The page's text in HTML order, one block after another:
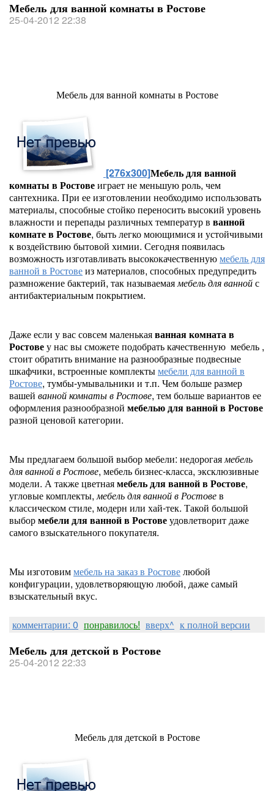
Мебель для ванной комнаты в Ростове
25-04-2012 22:38
Мебель для ванной комнаты в Ростове
[276x300]Мебель для ванной
комнаты в Ростовеиграет не меньшую роль, чем
сантехника. При ее изготовлении необходимо использовать
материалы, способные стойко переносить высокий уровень
влажности и перепады различных температур в ванной
комнате в Ростове, быть легко моющимися и устойчивыми
к воздействию бытовой химии. Сегодня появилась
возможность изготавливать высококачественнуюмебель для
ванной в Ростовеиз материалов, способных предупредить
размножение бактерий, так называемаямебель для ваннойс
антибактериальным покрытием.
Даже если у вас совсем маленькаяванная комната в
Ростовеу нас вы сможете подобрать качественную мебель ,
стоит обратить внимание на разнообразные подвесные
шкафчики, встроенные комплектымебели для ванной в
Ростове, тумбы-умывальники и т.п. Чем больше размер
вашей ванной комнаты в Ростове, тем больше вариантов ее
оформления разнообразной мебелью для ванной в Ростове
разной ценовой категории.
Мы предлагаем большой выбор мебели: недорогаямебель
для ванной в Ростове, мебель бизнес-класса, эксклюзивные
модели. А также цветнаямебель для ванной в Ростове,
угловые комплекты,мебель для ванной в Ростовев
классическом стиле, модерн или хай-тек. Такой большой
выбормебели для ванной в Ростовеудовлетворит даже
самого взыскательного покупателя.
Мы изготовиммебель на заказ в Ростовелюбой
конфигурации, удовлетворяющую любой, даже самый
взыскательный вкус.
комментарии: 0 понравилось! вверх^ к полной версии
Мебель для детской в Ростове
25-04-2012 22:33
Мебель для детской в Ростове